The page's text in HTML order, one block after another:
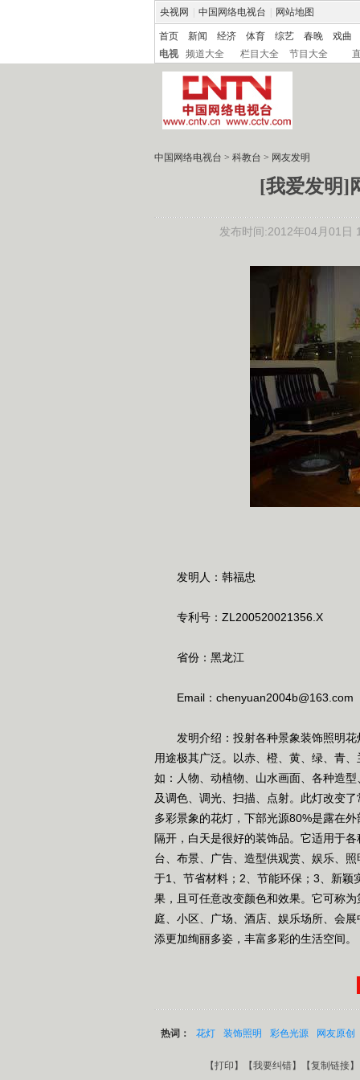
央视网 中国网络电视台 网站地图
首页 新闻 经济 体育 综艺 春晚 戏曲
电视
频道大全 栏目大全 节目大全
中国网络电视台 > 科教台 > 网友发明
[我爱发明]
发布时间:2012年04月01日
发明人：韩福忠
专利号：ZL200520021356.X
省份：黑龙江
Email：chenyuan2004b@163.com
发明介绍：投射各种景象装饰照明花
用途极其广泛。以赤、橙、黄、绿、青
如：人物、动植物、山水画面、各种造
及调色、调光、扫描、点射。此灯改变
多彩景象的花灯，下部光源80%是露在
隔开，白天是很好的装饰品。它适用于
台、布景、广告、造型供观赏、娱乐、
于1、节省材料；2、节能环保；3、新颖
果，且可任意改变颜色和效果。它可称
庭、小区、广场、酒店、娱乐场所、会
添更加绚丽多姿，丰富多彩的生活空间。
热词： 花灯 装饰照明 彩色光源 网友原创
【打印 】【我要纠错】【复制链接